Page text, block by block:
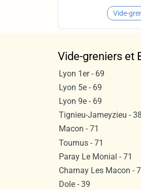
Vide-
Vide-greniers et
Lyon 1er - 69
Lyon 5e - 69
Lyon 9e - 69
Tignieu-Jameyzieu - 38
Macon - 71
Tournus - 71
Paray Le Monial - 71
Charnay Les Macon -
Dole - 39